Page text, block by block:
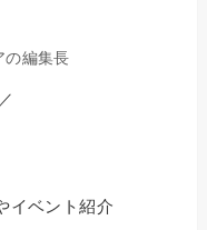
の編集長
イベント紹介